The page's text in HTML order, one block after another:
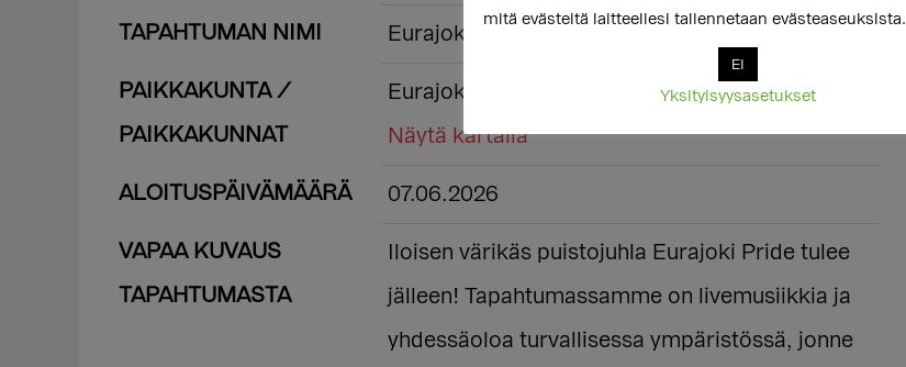
TAPAHTUMAN NIMI
Eurajoki Pride
PAIKKAKUNTA /
PAIKKAKUNNAT
Eurajoki
Näytä kartalla
ALOITUSPÄIVÄMÄÄRÄ 07.06.2026
VAPAA KUVAUS
TAPAHTUMASTA
Iloisen värikäs puistojuhla Eurajoki Pride tulee
jälleen! Tapahtumassamme on livemusiikkia ja
yhdessäoloa turvallisessa ympäristössä, jonne
mitä evästeitä laitteellesi tallennetaan evästeaseuksista.
EI
Yksityisyysasetukset